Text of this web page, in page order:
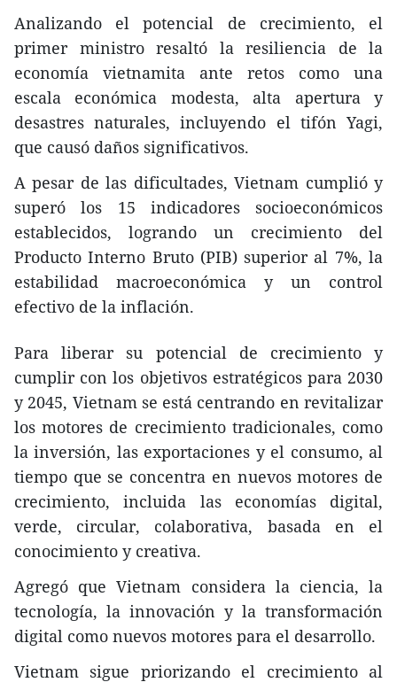
Analizando el potencial de crecimiento, el
primer ministro resaltó la resiliencia de la
economía vietnamita ante retos como una
escala económica modesta, alta apertura y
desastres naturales, incluyendo el tifón Yagi,
que causó daños significativos.
A pesar de las dificultades, Vietnam cumplió y
superó los 15 indicadores socioeconómicos
establecidos, logrando un crecimiento del
Producto Interno Bruto (PIB) superior al 7%, la
estabilidad macroeconómica y un control
efectivo de la inflación.
Para liberar su potencial de crecimiento y
cumplir con los objetivos estratégicos para 2030
y 2045, Vietnam se está centrando en revitalizar
los motores de crecimiento tradicionales, como
la inversión, las exportaciones y el consumo, al
tiempo que se concentra en nuevos motores de
crecimiento, incluida las economías digital,
verde, circular, colaborativa, basada en el
conocimiento y creativa.
Agregó que Vietnam considera la ciencia, la
tecnología, la innovación y la transformación
digital como nuevos motores para el desarrollo.
Vietnam sigue priorizando el crecimiento al